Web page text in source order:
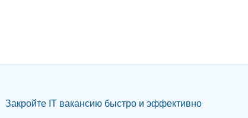
Закройте IT вакансию быстро и эффективно